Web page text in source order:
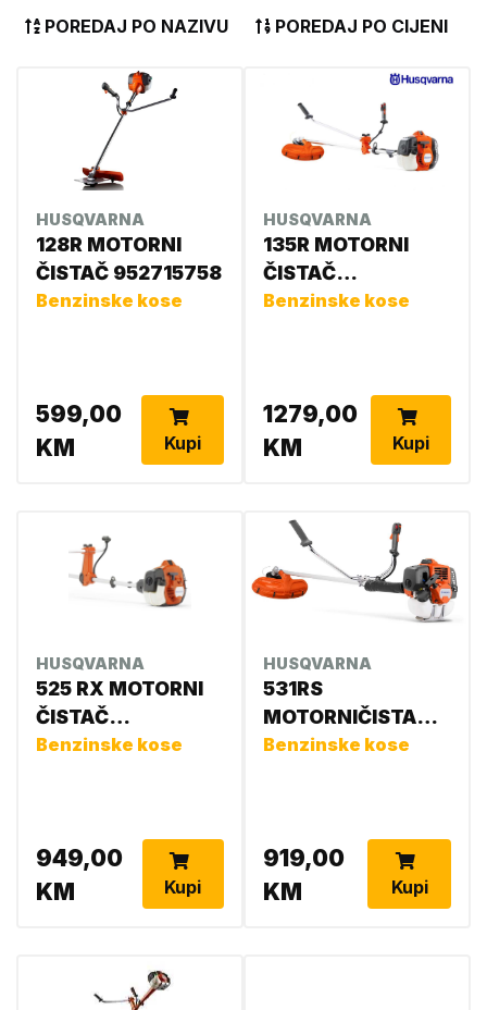
POREDAJ PO NAZIVU POREDAJ PO CIJENI
HUSQVARNA
128R MOTORNI
ČISTAČ 952715758
Benzinske kose
599,00
KM
Kupi
HUSQVARNA
135R MOTORNI
ČISTAČ
966604801
Benzinske kose
1279,00
KM
Kupi
HUSQVARNA
525 RX MOTORNI
ČISTAČ
966776801
Benzinske kose
949,00
KM
Kupi
HUSQVARNA
531RS
MOTORNIČISTAČ
HUSQVARNA
Benzinske kose
919,00
KM
Kupi